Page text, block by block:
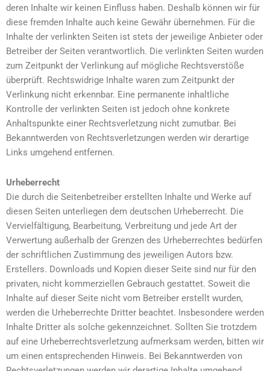
deren Inhalte wir keinen Einfluss haben. Deshalb können wir für
diese fremden Inhalte auch keine Gewähr übernehmen. Für die
Inhalte der verlinkten Seiten ist stets der jeweilige Anbieter oder
Betreiber der Seiten verantwortlich. Die verlinkten Seiten wurden
zum Zeitpunkt der Verlinkung auf mögliche Rechtsverstöße
überprüft. Rechtswidrige Inhalte waren zum Zeitpunkt der
Verlinkung nicht erkennbar. Eine permanente inhaltliche
Kontrolle der verlinkten Seiten ist jedoch ohne konkrete
Anhaltspunkte einer Rechtsverletzung nicht zumutbar. Bei
Bekanntwerden von Rechtsverletzungen werden wir derartige
Links umgehend entfernen.
Urheberrecht
Die durch die Seitenbetreiber erstellten Inhalte und Werke auf
diesen Seiten unterliegen dem deutschen Urheberrecht. Die
Vervielfältigung, Bearbeitung, Verbreitung und jede Art der
Verwertung außerhalb der Grenzen des Urheberrechtes bedürfen
der schriftlichen Zustimmung des jeweiligen Autors bzw.
Erstellers. Downloads und Kopien dieser Seite sind nur für den
privaten, nicht kommerziellen Gebrauch gestattet. Soweit die
Inhalte auf dieser Seite nicht vom Betreiber erstellt wurden,
werden die Urheberrechte Dritter beachtet. Insbesondere werden
Inhalte Dritter als solche gekennzeichnet. Sollten Sie trotzdem
auf eine Urheberrechtsverletzung aufmerksam werden, bitten wir
um einen entsprechenden Hinweis. Bei Bekanntwerden von